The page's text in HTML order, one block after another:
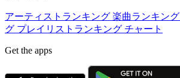
アーティストランキング 楽曲ランキング
グ プレイリストランキング チャート
Get the apps